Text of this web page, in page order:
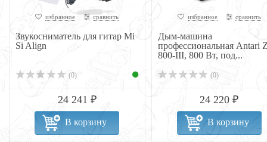
избранное сравнить
Звукосниматель для гитар Mi
Si Align
(0)
24 241 ₽
В корзину
избранное сравнить
Дым-машина
профессиональная Antari
800-III, 800 Вт, под...
(0)
24 220 ₽
В корзину